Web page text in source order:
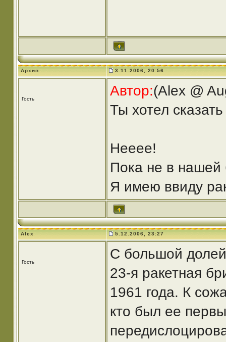
Архив 3.11.2006, 20:56
Гость
Автор:(Alex @
Ты хотел
Нееее!
Пока не в нашей
Я имею ввиду
Alex 5.12.2006, 23:27
Гость
С большой долей
23-я ракетная
1961 года. К
кто был ее